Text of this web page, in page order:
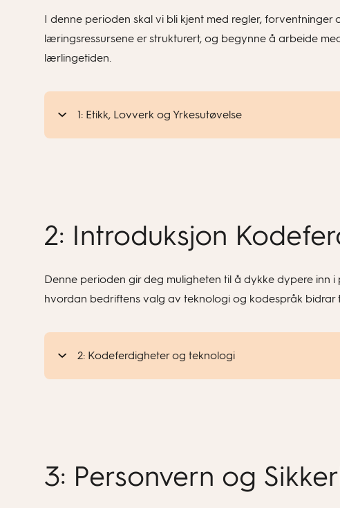
I denne perioden skal vi bli kjent med regler,
læringsressursene er strukturert, og begynne å arbeide
lærlingetiden.
1: Etikk, Lovverk og Yrkesutøvelse
2: Introduksjon
Denne perioden gir deg muligheten til å dykke dypere inn
hvordan bedriftens valg av teknologi og kodespråk bidrar
2: Kodeferdigheter og teknologi
3: Personvern og